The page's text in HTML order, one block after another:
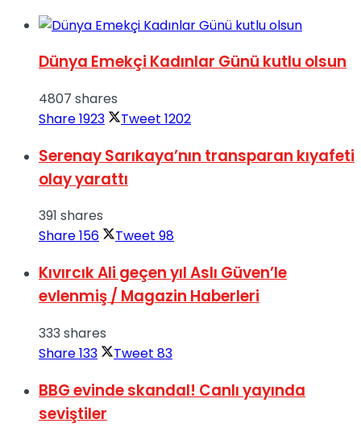
Dünya Emekçi Kadınlar Günü kutlu olsun
4807 shares
Share1923 Tweet 1202
Serenay Sarıkaya’nın transparan kıyafeti
olay yarattı
391 shares
Share156 Tweet 98
Kıvırcık Ali geçen yıl Aslı Güven’le
evlenmiş / Magazin Haberleri
333 shares
Share133 Tweet 83
BBG evinde skandal! Canlı yayında
seviştiler